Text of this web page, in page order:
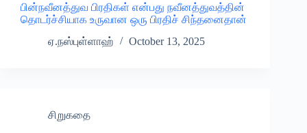
பின்நவீனத்துவ பிரதிகள் என்பது நவீனத்துவத்தின்
தொடர்ச்சியாக உருவான ஒரு பிரதிச் சிந்தனைதான்
ஏ.நஸ்புள்ளாஹ்
October 13, 2025
சிறுகதை